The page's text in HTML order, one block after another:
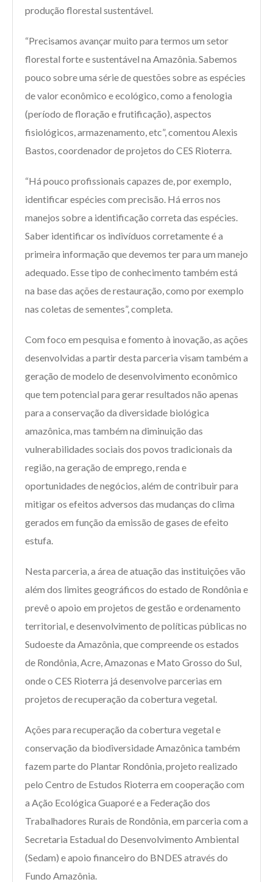
produção florestal sustentável.
“Precisamos avançar muito para termos um setor
florestal forte e sustentável na Amazônia. Sabemos
pouco sobre uma série de questões sobre as espécies
de valor econômico e ecológico, como a fenologia
(período de floração e frutificação), aspectos
fisiológicos, armazenamento, etc”, comentou Alexis
Bastos, coordenador de projetos do CES Rioterra.
“Há pouco profissionais capazes de, por exemplo,
identificar espécies com precisão. Há erros nos
manejos sobre a identificação correta das espécies.
Saber identificar os indivíduos corretamente é a
primeira informação que devemos ter para um manejo
adequado. Esse tipo de conhecimento também está
na base das ações de restauração, como por exemplo
nas coletas de sementes”, completa.
Com foco em pesquisa e fomento à inovação, as ações
desenvolvidas a partir desta parceria visam também a
geração de modelo de desenvolvimento econômico
que tem potencial para gerar resultados não apenas
para a conservação da diversidade biológica
amazônica, mas também na diminuição das
vulnerabilidades sociais dos povos tradicionais da
região, na geração de emprego, renda e
oportunidades de negócios, além de contribuir para
mitigar os efeitos adversos das mudanças do clima
gerados em função da emissão de gases de efeito
estufa.
Nesta parceria, a área de atuação das instituições vão
além dos limites geográficos do estado de Rondônia e
prevê o apoio em projetos de gestão e ordenamento
territorial, e desenvolvimento de políticas públicas no
Sudoeste da Amazônia, que compreende os estados
de Rondônia, Acre, Amazonas e Mato Grosso do Sul,
onde o CES Rioterra já desenvolve parcerias em
projetos de recuperação da cobertura vegetal.
Ações para recuperação da cobertura vegetal e
conservação da biodiversidade Amazônica também
fazem parte do Plantar Rondônia, projeto realizado
pelo Centro de Estudos Rioterra em cooperação com
a Ação Ecológica Guaporé e a Federação dos
Trabalhadores Rurais de Rondônia, em parceria com a
Secretaria Estadual do Desenvolvimento Ambiental
(Sedam) e apoio financeiro do BNDES através do
Fundo Amazônia.